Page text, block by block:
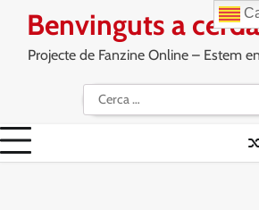
content
Benvinguts a
Projecte de Fanzine Online – Estem
Cerca: